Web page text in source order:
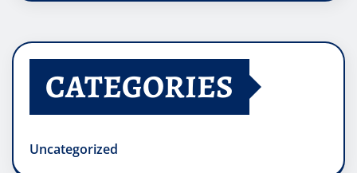
CATEGORIES
Uncategorized